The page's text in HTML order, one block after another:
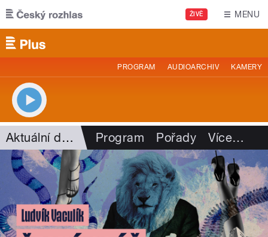
Přejít k hlavnímu obsahu
ŽIVĚ MENU
PROGRAM AUDIOARCHIV KAMERY
Aktuální dění Program Pořady Více…